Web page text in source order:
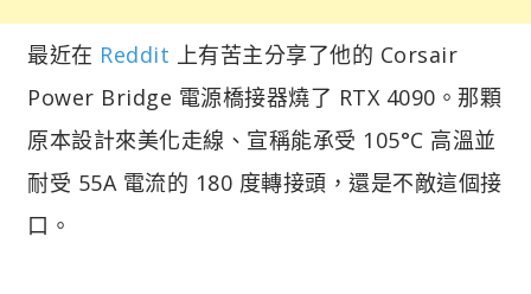
最近在 Reddit 上有苦主分享了他的 Corsair
Power Bridge 電源橋接器燒了 RTX 4090。那顆
原本設計來美化走線、宣稱能承受 105°C 高溫並
耐受 55A 電流的 180 度轉接頭，還是不敵這個接
口。